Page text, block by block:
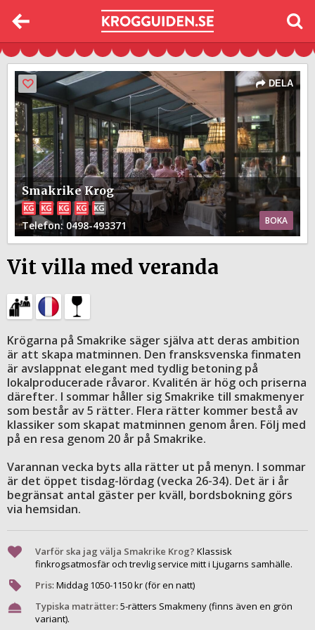
Smakrike Krog
Telefon: 0498-493371 BOKA
DELA
Vit villa med veranda
Krögarna på Smakrike säger själva att deras ambition
är att skapa matminnen. Den fransksvenska finmaten
är avslappnat elegant med tydlig betoning på
lokalproducerade råvaror. Kvalitén är hög och priserna
därefter. I sommar håller sig Smakrike till smakmenyer
som består av 5 rätter. Flera rätter kommer bestå av
klassiker som skapat matminnen genom åren. Följ med
på en resa genom 20 år på Smakrike.
Varannan vecka byts alla rätter ut på menyn. I sommar
är det öppet tisdag-lördag (vecka 26-34). Det är i år
begränsat antal gäster per kväll, bordsbokning görs
via hemsidan.
Varför ska jag välja Smakrike Krog? Klassisk
finkrogsatmosfär och trevlig service mitt i Ljugarns samhälle.
Pris: Middag 1050-1150kr (för en natt)
Typiska maträtter: 5-rätters Smakmeny (finns även en grön
variant).